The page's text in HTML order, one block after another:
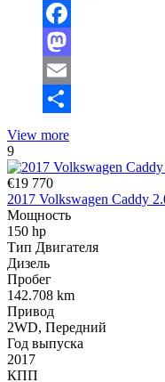
Facebook
Mastodon
Email
View more
9
€19 770
2017 Volkswagen Caddy
Мощность
150 hp
Тип Двигателя
Дизель
Пробег
142.708 km
Привод
2WD, Передний
Год выпуска
2017
КПП